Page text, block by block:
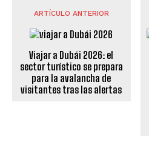
ARTÍCULO ANTERIOR
Viajar a Dubái 2026: el
sector turístico se prepara
para la avalancha de
visitantes tras las alertas